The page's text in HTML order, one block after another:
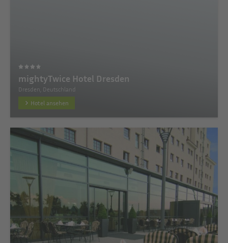
mightyTwice Hotel Dresden
Dresden, Deutschland
Hotel ansehen